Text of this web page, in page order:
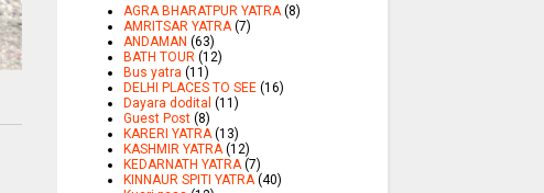
AGRA BHARATPUR YATRA (8)
AMRITSAR YATRA (7)
ANDAMAN (63)
BATH TOUR (12)
Bus yatra (11)
DELHI PLACES TO SEE (16)
Dayara dodital (11)
Guest Post (8)
KARERI YATRA (13)
KASHMIR YATRA (12)
KEDARNATH YATRA (7)
KINNAUR SPITI YATRA (40)